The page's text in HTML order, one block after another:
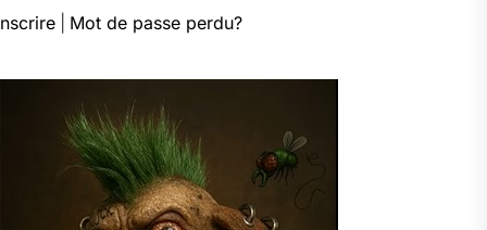
Mot de passe perdu?